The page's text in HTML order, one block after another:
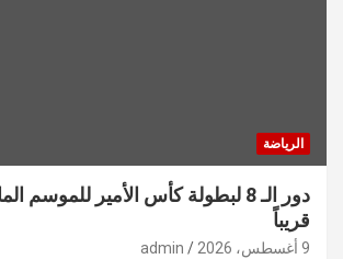
الرياضة
دور الـ 8 لبطولة كأس الأمير
قريباً
9 أغسطس، 2026 admin